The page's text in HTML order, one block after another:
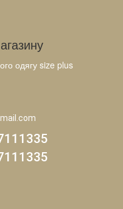
одягу size plus